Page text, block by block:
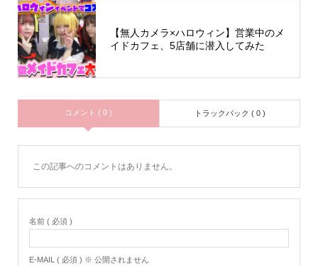
【無人カメラ×ハロウィン】営業中のメ
イドカフェ、5店舗に潜入してみた
コメント ( 0 ) トラックバック ( 0 )
この記事へのコメントはありません。
名前 ( 必須 )
E-MAIL ( 必須 ) ※ 公開されません